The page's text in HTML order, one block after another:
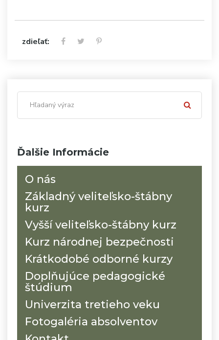
Ďalšie Informácie
O nás
Základný veliteľsko-štábny
kurz
Vyšší veliteľsko-štábny kurz
Kurz národnej bezpečnosti
Krátkodobé odborné kurzy
Doplňujúce pedagogické
štúdium
Univerzita tretieho veku
Fotogaléria absolventov
zdieľať: